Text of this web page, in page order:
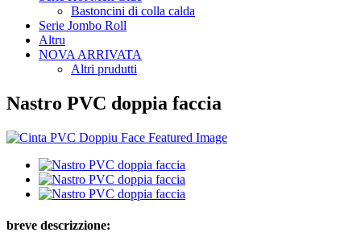
Bastoncini di colla calda
Serie Jombo Roll
Altru
NOVA ARRIVATA
Altri prudutti
Nastro PVC doppia faccia
breve descrizzione: